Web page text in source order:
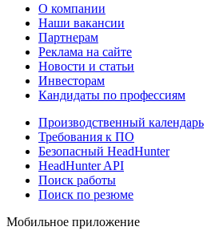
О компании
Наши вакансии
Партнерам
Реклама на сайте
Новости и статьи
Инвесторам
Кандидаты по профессиям
Производственный календарь
Требования к ПО
Безопасный HeadHunter
HeadHunter API
Поиск работы
Поиск по резюме
Мобильное приложение